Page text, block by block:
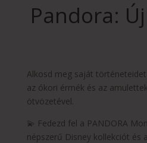
Pandora:
Alkosd meg saját
az ókori érmék és az
ötvözetével.
💫 Fedezd fel a PANDORA
népszerű Disney kollekciót és